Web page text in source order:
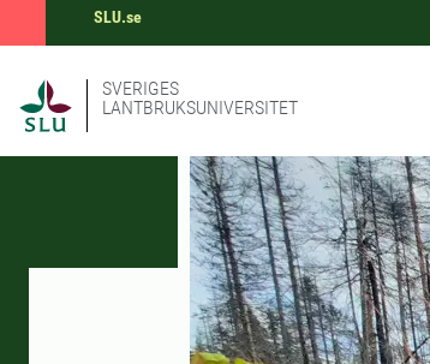
SLU.se
SVERIGES
LANTBRUKSUNIVERSITET